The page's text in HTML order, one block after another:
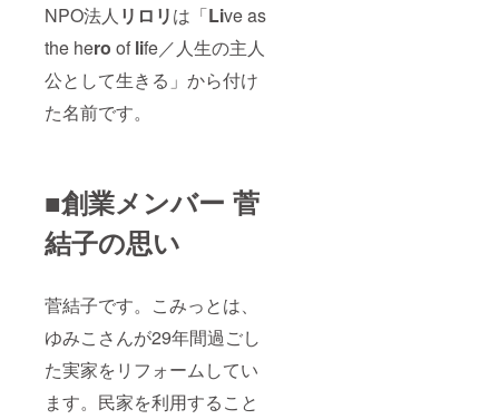
NPO法人 リロリは「Live as
the hero of life／人生の主人
公として生きる」から付け
た名前です。
■創業メンバー 菅
結子の思い
菅結子です。こみっとは、
ゆみこさんが29年間過ごし
た実家をリフォームしてい
ます。民家を利用すること